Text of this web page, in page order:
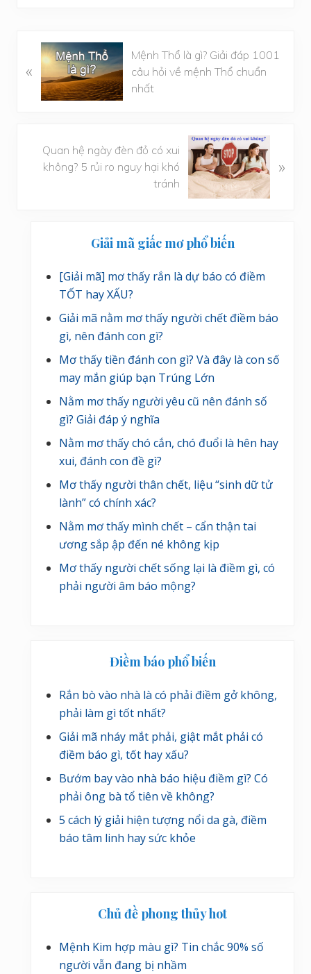
à
«
Mệnh Thổ là gì? Giải đáp 1001
câu hỏi về mệnh Thổ chuẩn
nhất
Quan hệ ngày đèn đỏ có xui
không? 5 rủi ro nguy hại khó
tránh
»
SidebarGiải mã giấc mơ phổ biến
[Giải mã] mơ thấy rắn là dự báo có điềm
TỐT hay XẤU?
Giải mã nằm mơ thấy người chết điềm báo
gì, nên đánh con gì?
Mơ thấy tiền đánh con gì? Và đây là con số
may mắn giúp bạn Trúng Lớn
Nằm mơ thấy người yêu cũ nên đánh số
gì? Giải đáp ý nghĩa
Nằm mơ thấy chó cắn, chó đuổi là hên hay
xui, đánh con đề gì?
Mơ thấy người thân chết, liệu “sinh dữ tử
lành” có chính xác?
Nằm mơ thấy mình chết – cẩn thận tai
ương sắp ập đến né không kịp
Mơ thấy người chết sống lại là điềm gì, có
phải người âm báo mộng?
Điềm báo phổ biến
Rắn bò vào nhà là có phải điềm gở không,
phải làm gì tốt nhất?
Giải mã nháy mắt phải, giật mắt phải có
điềm báo gì, tốt hay xấu?
Bướm bay vào nhà báo hiệu điềm gì? Có
phải ông bà tổ tiên về không?
5 cách lý giải hiện tượng nổi da gà, điềm
báo tâm linh hay sức khỏe
Chủ đề phong thủy hot
Mệnh Kim hợp màu gì? Tin chắc 90% số
người vẫn đang bị nhầm